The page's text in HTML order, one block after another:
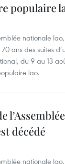
populaire
nationale
ans des suites
du 9 au 13
lao.
décédé
nationale